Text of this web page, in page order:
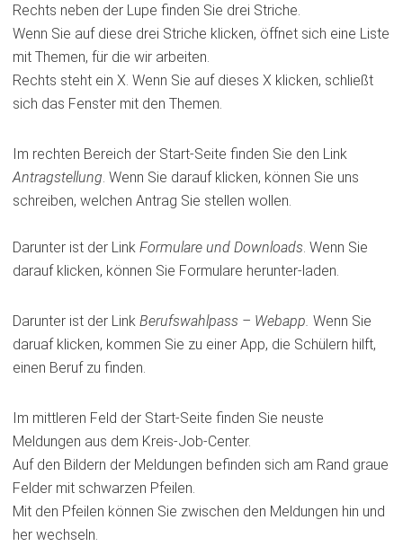
Rechts neben der Lupe finden Sie drei Striche.
Wenn Sie auf diese drei Striche klicken, öffnet sich eine Liste
mit Themen, für die wir arbeiten.
Rechts steht ein X. Wenn Sie auf dieses X klicken, schließt
sich das Fenster mit den Themen.
Im rechten Bereich der Start-Seite finden Sie den Link
Antragstellung . Wenn Sie darauf klicken, können Sie uns
schreiben, welchen Antrag Sie stellen wollen.
Darunter ist der Link Formulare und Downloads . Wenn Sie
darauf klicken, können Sie Formulare herunter-laden.
Darunter ist der Link Berufswahlpass – Webapp. Wenn Sie
daruaf klicken, kommen Sie zu einer App, die Schülern hilft,
einen Beruf zu finden.
Im mittleren Feld der Start-Seite finden Sie neuste
Meldungen aus dem Kreis-Job-Center.
Auf den Bildern der Meldungen befinden sich am Rand graue
Felder mit schwarzen Pfeilen.
Mit den Pfeilen können Sie zwischen den Meldungen hin und
her wechseln.